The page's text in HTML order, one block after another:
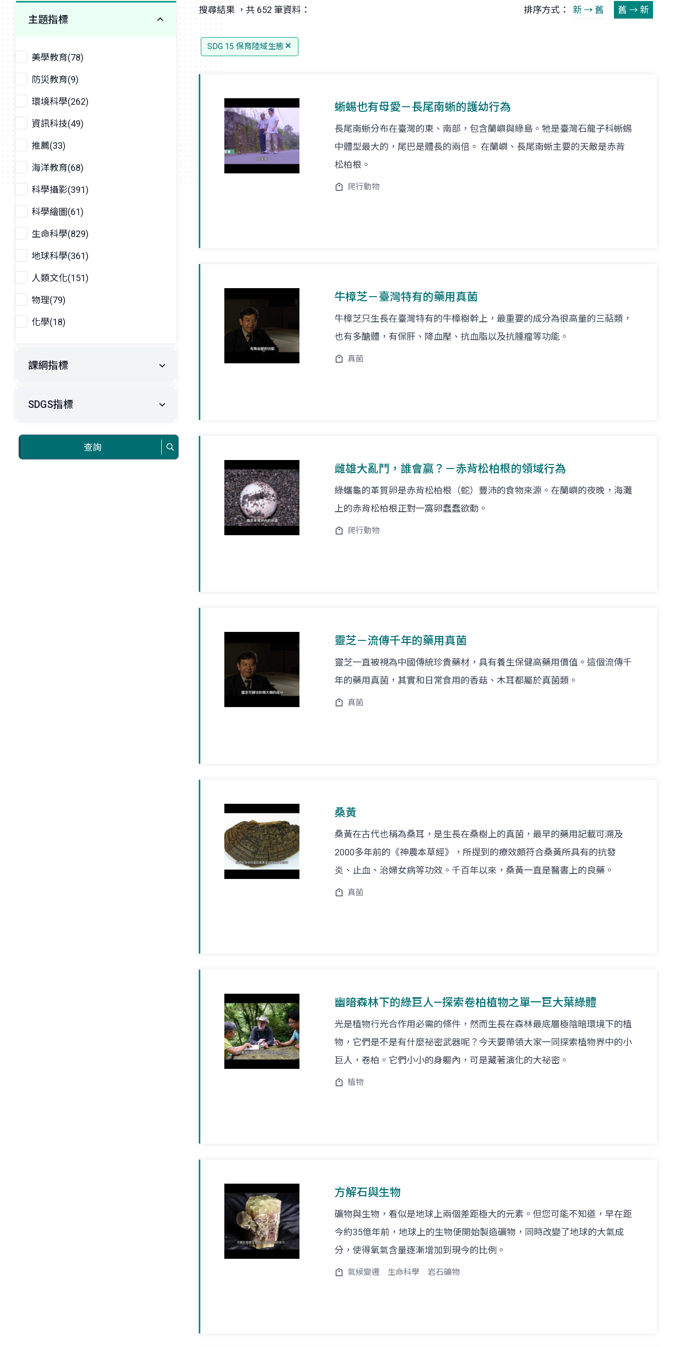
主題指標
美學教育(78)
防災教育(9)
環境科學(262)
資訊科技(49)
推薦(33)
海洋教育(68)
科學攝影(391)
科學繪圖(61)
生命科學(829)
地球科學(361)
人類文化(151)
物理(79)
化學(18)
課綱指標
SDGS指標
查詢
搜尋結果 ，共 652 筆資料： 排序方式： 新 → 舊 舊 → 新
SDG 15 保育陸域生態
蜥蜴也有母愛－長尾南蜥的護幼行為
長尾南蜥分布在臺灣的東、南部，包含蘭嶼與綠島。牠是臺灣石龍子科蜥蜴
中體型最大的，尾巴是體長的兩倍。 在蘭嶼、長尾南蜥主要的天敵是赤背
松柏根。
爬行動物
牛樟芝－臺灣特有的藥用真菌
牛樟芝只生長在臺灣特有的牛樟樹幹上，最重要的成分為很高量的三萜類，
也有多醣體，有保肝、降血壓、抗血脂以及抗腫瘤等功能。
真菌
雌雄大亂鬥，誰會贏？－赤背松柏根的領域行為
綠蠵龜的革質卵是赤背松柏根（蛇）豐沛的食物來源。在蘭嶼的夜晚，海灘
上的赤背松柏根正對一窩卵蠢蠢欲動。
爬行動物
靈芝－流傳千年的藥用真菌
靈芝一直被視為中國傳統珍貴藥材，具有養生保健高藥用價值。這個流傳千
年的藥用真菌，其實和日常食用的香菇、木耳都屬於真菌類。
真菌
桑黃
桑黃在古代也稱為桑耳，是生長在桑樹上的真菌，最早的藥用記載可溯及
2000多年前的《神農本草經》，所提到的療效頗符合桑黃所具有的抗發
炎、止血、治婦女病等功效。千百年以來，桑黃一直是醫書上的良藥。
真菌
幽暗森林下的綠巨人—探索卷柏植物之單一巨大葉綠體
光是植物行光合作用必需的條件，然而生長在森林最底層極陰暗環境下的植
物，它們是不是有什麼祕密武器呢？今天要帶領大家一同探索植物界中的小
巨人，卷柏。它們小小的身軀內，可是藏著演化的大祕密。
植物
方解石與生物
礦物與生物，看似是地球上兩個差距極大的元素。但您可能不知道，早在距
今約35億年前，地球上的生物便開始製造礦物，同時改變了地球的大氣成
分，使得氧氣含量逐漸增加到現今的比例。
氣候變遷 生命科學 岩石礦物